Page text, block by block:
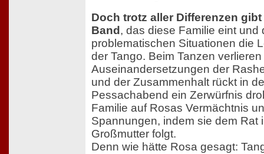
Doch trotz aller Differenzen
Band , das diese Familie eint und
problematischen Situationen die
der Tango. Beim Tanzen
Auseinandersetzungen der
und der Zusammenhalt rückt in
Pessachabend ein Zerwürfnis
Familie auf Rosas Vermächtnis
Spannungen, indem sie dem Rat
Großmutter folgt.
Denn wie hätte Rosa gesagt: